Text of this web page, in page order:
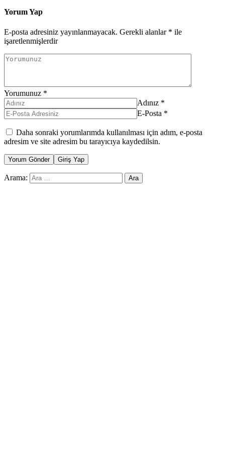
Yorum Yap
E-posta adresiniz yayınlanmayacak. Gerekli alanlar * ile
işaretlenmişlerdir
Yorumunuz *
Adınız *
E-Posta *
Daha sonraki yorumlarımda kullanılması için adım, e-posta
adresim ve site adresim bu tarayıcıya kaydedilsin.
Yorum Gönder Giriş Yap
Arama: